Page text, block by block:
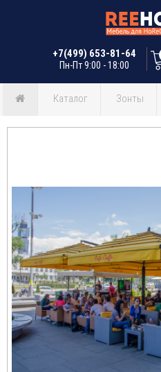
+7(499) 653-81-64
Пн-Пт 9:00 - 18:00
Каталог Зонты